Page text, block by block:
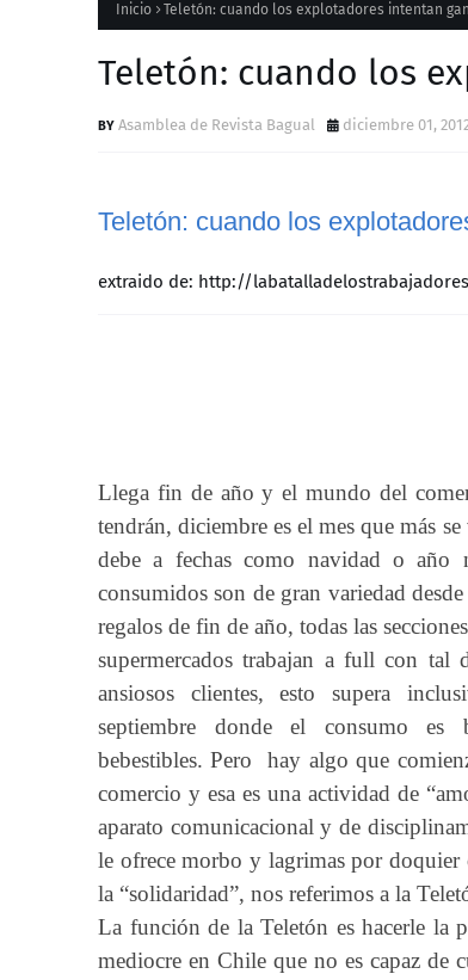
Inicio Teletón: cuando los explotadores intentan
Teletón: cuando los
Asamblea de Revista Bagual diciembre 01,
Teletón: cuando los
extraido de: http://
Llega fin de año y el mundo del
tendrán, diciembre es el mes que más
debe a fechas como navidad o año
consumidos son de gran variedad
regalos de fin de año, todas las
supermercados trabajan a full con tal
ansiosos clientes, esto supera
septiembre donde el consumo es
bebestibles. Pero hay algo que
comercio y esa es una actividad de
aparato comunicacional y de
le ofrece morbo y lagrimas por doquier
la “solidaridad”, nos referimos a la
La función de la Teletón es hacerle la
mediocre en Chile que no es capaz de